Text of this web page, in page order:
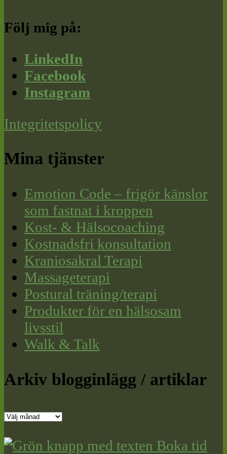
Följ mig på:
LinkedIn
Facebook
Instagram
Integritetspolicy
Mina tjänster
Emotion Code – frigör känslor
som fastnat i kroppen
Kost- & Hälsocoaching
Kostnadsfri konsultation
Kraniosakral Terapi
Massageterapi
Postural träning/terapi
Produkter för en hälsosam
livsstil
Walk & Talk
Arkiv blogginlägg / artiklar
Arkiv
/